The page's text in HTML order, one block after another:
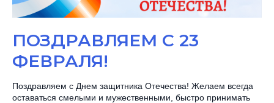
ПОЗДРАВЛЯЕМ С 23
ФЕВРАЛЯ!
Поздравляем с Днем защитника Отечества! Желаем всегда
оставаться смелыми и мужественными, быстро принимать